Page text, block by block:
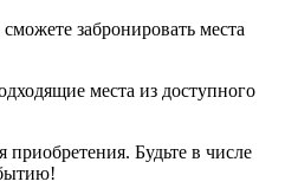
забронировать места
места из доступного
Будьте в числе